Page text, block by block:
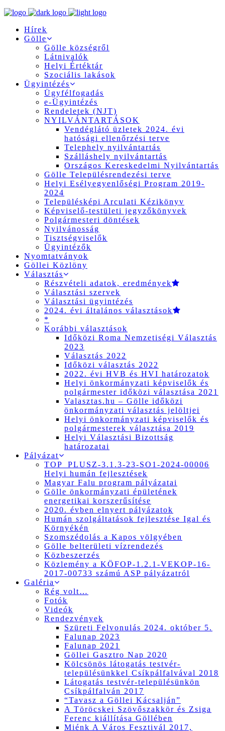
Hírek
Gölle
Gölle községről
Látnivalók
Helyi Értéktár
Szociális lakások
Ügyintézés
Ügyfélfogadás
e-Ügyintézés
Rendeletek (NJT)
NYILVÁNTARTÁSOK
Vendéglátó üzletek 2024. évi
hatósági ellenőrzési terve
Telephely nyilvántartás
Szálláshely nyilvántartás
Országos Kereskedelmi Nyilvántartás
Gölle Településrendezési terve
Helyi Esélyegyenlőségi Program 2019-
2024
Településképi Arculati Kézikönyv
Képviselő-testületi jegyzőkönyvek
Polgármesteri döntések
Nyilvánosság
Tisztségviselők
Ügyintézők
Nyomtatványok
Göllei Közlöny
Választás
Részvételi adatok, eredmények
Választási szervek
Választási ügyintézés
2024. évi általános választások
*
Korábbi választások
Időközi Roma Nemzetiségi Választás
2023
Választás 2022
Időközi választás 2022
2022. évi HVB és HVI határozatok
Helyi önkormányzati képviselők és
polgármester időközi választása 2021
Valasztas.hu – Gölle időközi
önkormányzati választás jelöltjei
Helyi önkormányzati képviselők és
polgármesterek választása 2019
Helyi Választási Bizottság
határozatai
Pályázat
TOP_PLUSZ-3.1.3-23-SO1-2024-00006
Helyi humán fejlesztések
Magyar Falu program pályázatai
Gölle önkormányzati épületének
energetikai korszerűsítése
2020. évben elnyert pályázatok
Humán szolgáltatások fejlesztése Igal és
Környékén
Szomszédolás a Kapos völgyében
Gölle belterületi vízrendezés
Közbeszerzés
Közlemény a KÖFOP-1.2.1-VEKOP-16-
2017-00733 számú ASP pályázatról
Galéria
Rég volt…
Fotók
Videók
Rendezvények
Szüreti Felvonulás 2024. október 5.
Falunap 2023
Falunap 2021
Göllei Gasztro Nap 2020
Kölcsönös látogatás testvér-
településünkkel Csíkpálfalvával 2018
Látogatás testvér-településünkön
Csíkpálfalván 2017
“Tavasz a Göllei Kácsalján”
A Töröcskei Szövőszakkör és Zsiga
Ferenc kiállítása Göllében
Miénk A Város Fesztivál 2017,